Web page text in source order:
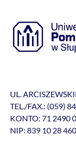
UL.
TEL./FAX.: (059)
KONTO: 71 2490
NIP: 839 10 28